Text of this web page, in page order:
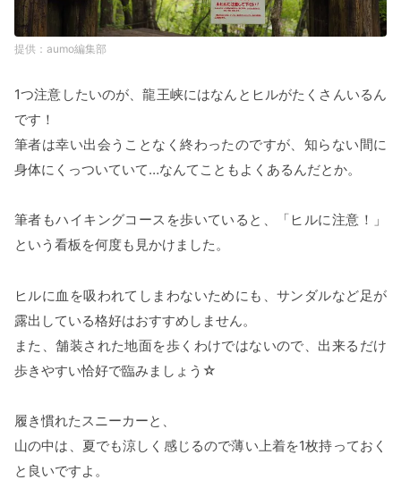
aumo編集部
1つ注意したいのが、龍王峡にはなんとヒルがたくさんいるん
です！
筆者は幸い出会うことなく終わったのですが、知らない間に
身体にくっついていて…なんてこともよくあるんだとか。
筆者もハイキングコースを歩いていると、「ヒルに注意！」
という看板を何度も見かけました。
ヒルに血を吸われてしまわないためにも、サンダルなど足が
露出している格好はおすすめしません。
また、舗装された地面を歩くわけではないので、出来るだけ
歩きやすい恰好で臨みましょう☆
履き慣れたスニーカーと、
山の中は、夏でも涼しく感じるので薄い上着を1枚持っておく
と良いですよ。